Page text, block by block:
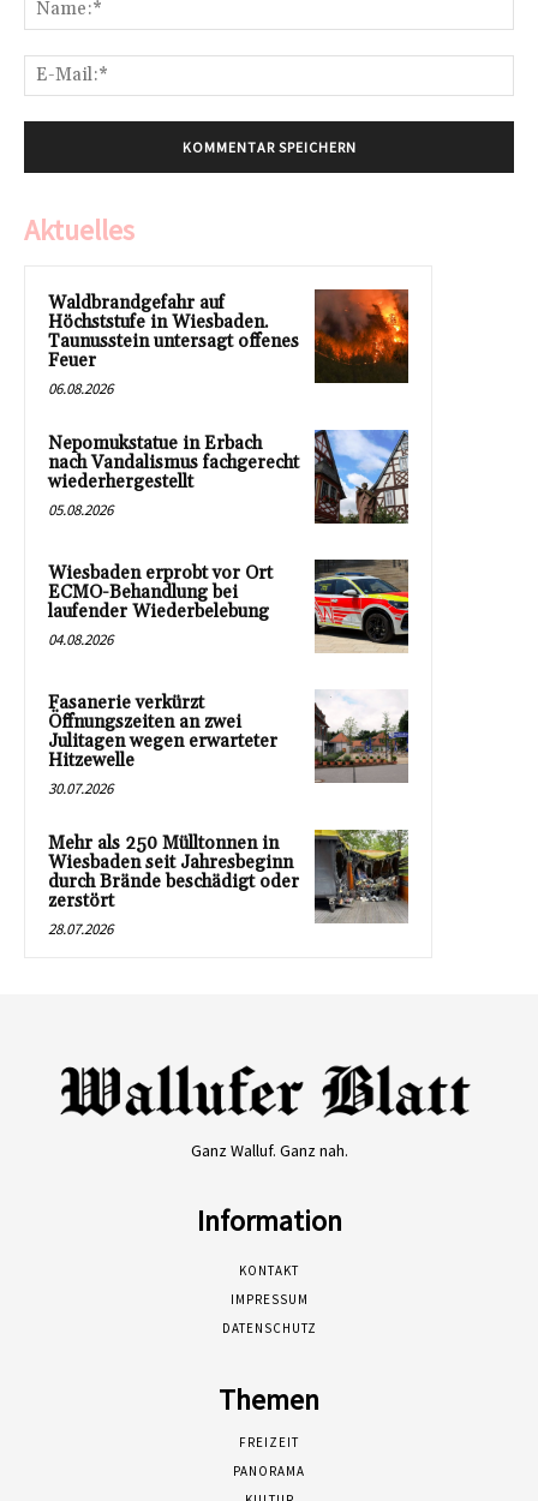
Aktuelles
Waldbrandgefahr auf
Höchststufe in Wiesbaden.
Taunusstein untersagt offenes
Feuer
06.08.2026
Nepomukstatue in Erbach
nach Vandalismus fachgerecht
wiederhergestellt
05.08.2026
Wiesbaden erprobt vor Ort
ECMO-Behandlung bei
laufender Wiederbelebung
04.08.2026
Fasanerie verkürzt
Öffnungszeiten an zwei
Julitagen wegen erwarteter
Hitzewelle
30.07.2026
Mehr als 250 Mülltonnen in
Wiesbaden seit Jahresbeginn
durch Brände beschädigt oder
zerstört
28.07.2026
Ganz Walluf. Ganz nah.
Information
KONTAKT
IMPRESSUM
DATENSCHUTZ
Themen
FREIZEIT
PANORAMA